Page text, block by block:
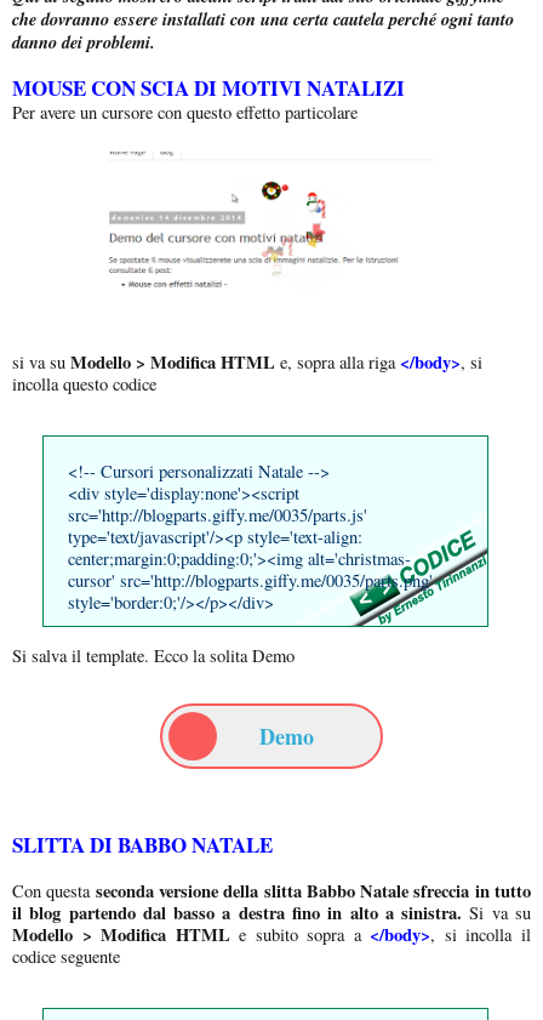
che dovranno essere installati con una certa cautela perché ogni tanto
danno dei problemi.
MOUSE CON SCIA DI MOTIVI NATALIZI
Per avere un cursore con questo effetto particolare
si va su Modello > Modifica HTML e, sopra alla riga </body>, si
incolla questo codice
<!-- Cursori personalizzati Natale -->
<div style='display:none'><script
src='http://blogparts.giffy.me/0035/parts.js'
type='text/javascript'/><p style='text-align:
center;margin:0;padding:0;'><img alt='christmas-
cursor' src='http://blogparts.giffy.me/0035/parts.png'
style='border:0;'/></p></div>
Si salva il template. Ecco la solita Demo
Demo
SLITTA DI BABBO NATALE
Con questa seconda versione della slitta Babbo Natale sfreccia in tutto
il blog partendo dal basso a destra fino in alto a sinistra.Si va su
Modello > Modifica HTMLe subito sopra a </body>, si incolla il
codice seguente